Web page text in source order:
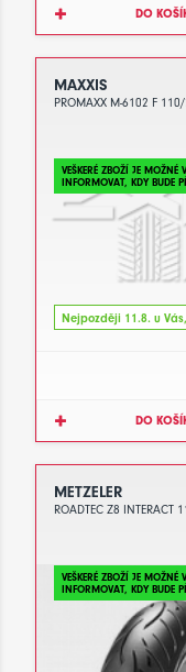
DO
MAXXIS
PROMAXX M-6102 F
VEŠKERÉ ZBOŽÍ JE
INFORMOVAT, KDY BUDE
Nejpozději 11.8. u
DO
METZELER
ROADTEC Z8 INTERACT
VEŠKERÉ ZBOŽÍ JE
INFORMOVAT, KDY BUDE